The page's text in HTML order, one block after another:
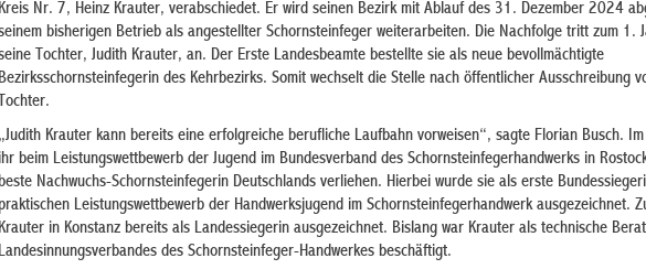
Kreis Nr. 7, Heinz Krauter, verabschiedet. Er wird seinen Bezirk mit Ablauf des 31. Dezember 2024
bisherigen Betrieb als angestellter Schornsteinfeger weiterarbeiten. Die Nachfolge tritt zum 1.
Tochter, Judith Krauter, an. Der Erste Landesbeamte bestellte sie als neue bevollmächtigte
Bezirksschornsteinfegerin des Kehrbezirks. Somit wechselt die Stelle nach öffentlicher Ausschreibung
Tochter.
„Judith Krauter kann bereits eine erfolgreiche berufliche Laufbahn vorweisen“, sagte Florian Busch.
ihr beim Leistungswettbewerb der Jugend im Bundesverband des Schornsteinfegerhandwerks in
Nachwuchs-Schornsteinfegerin Deutschlands verliehen. Hierbei wurde sie als erste
Leistungswettbewerb der Handwerksjugend im Schornsteinfegerhandwerk ausgezeichnet.
Krauter in Konstanz bereits als Landessiegerin ausgezeichnet. Bislang war Krauter als technische
Landesinnungsverbandes des Schornsteinfeger-Handwerkes beschäftigt.